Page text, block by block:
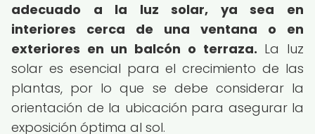
adecuado a la luz solar, ya sea en
interiores cerca de una ventana o en
exteriores en un balcón o terraza. La luz
solar es esencial para el crecimiento de las
plantas, por lo que se debe considerar la
orientación de la ubicación para asegurar la
exposición óptima al sol.